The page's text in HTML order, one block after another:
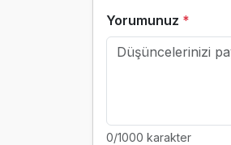
Yorumunuz *
0/1000 karakter